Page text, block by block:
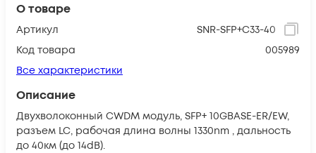
О товаре
Артикул
SNR-SFP+C33-40
Код товара
005989
Все характеристики
Описание
Двухволоконный CWDM модуль, SFP+ 10GBASE-ER/EW,
разъем LC, рабочая длина волны 1330nm , дальность
до 40км (до 14dB).